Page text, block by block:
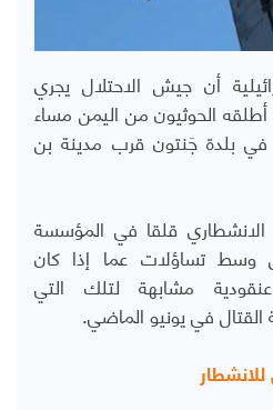
أن جيش الاحتلال يجري
الحوثيون من اليمن مساء
بلدة جَنتون قرب مدينة بن
الانشطاري قلقا في المؤسسة
وسط تساؤلات عما إذا كان
مشابهة لتلك التي
القتال في يونيو الماضي.